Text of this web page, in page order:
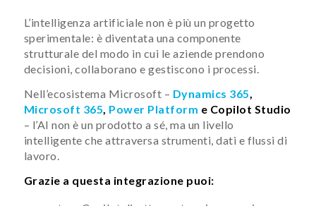
L’intelligenza artificiale non è più un progetto
sperimentale: è diventata una componente
strutturale del modo in cui le aziende prendono
decisioni, collaborano e gestiscono i processi.
Nell’ecosistema Microsoft – Dynamics 365,
Microsoft 365, Power Platform e Copilot Studio
– l’AI non è un prodotto a sé, ma un livello
intelligente che attraversa strumenti, dati e flussi di
lavoro.
Grazie a questa integrazione puoi: